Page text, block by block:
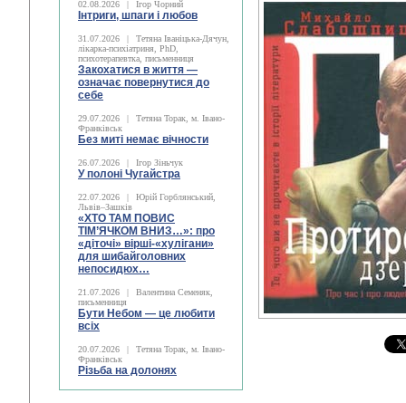
02.08.2026 | Ігор Чорний
Інтриги, шпаги і любов
31.07.2026 |
Тетяна Іваніцька-Дячун,
лікарка-психіатриня, PhD,
психотерапевтка, письменниця
Закохатися в життя —
означає повернутися до
себе
29.07.2026 |
Тетяна Торак, м. Івано-
Франківськ
Без миті немає вічности
26.07.2026 | Ігор Зіньчук
У полоні Чугайстра
22.07.2026 |
Юрій Горблянський,
Львів–Зашків
«ХТО ТАМ ПОВИС
ТІМ’ЯЧКОМ ВНИЗ…»: про
«діточі» вірші-«хулігани»
для шибайголовних
непосидюх…
21.07.2026 |
Валентина Семеняк,
письменниця
Бути Небом ― це любити
всіх
20.07.2026 |
Тетяна Торак, м. Івано-
Франківськ
Різьба на долонях